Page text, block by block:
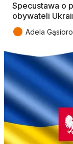
Specustawa o
obywateli
● Adela